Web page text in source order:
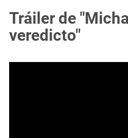
Tráiler de
veredicto"